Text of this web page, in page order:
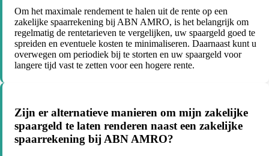
Om het maximale rendement te halen uit de rente op een
zakelijke spaarrekening bij ABN AMRO, is het belangrijk om
regelmatig de rentetarieven te vergelijken, uw spaargeld goed te
spreiden en eventuele kosten te minimaliseren. Daarnaast kunt u
overwegen om periodiek bij te storten en uw spaargeld voor
langere tijd vast te zetten voor een hogere rente.
Zijn er alternatieve manieren om mijn zakelijke
spaargeld te laten renderen naast een zakelijke
spaarrekening bij ABN AMRO?